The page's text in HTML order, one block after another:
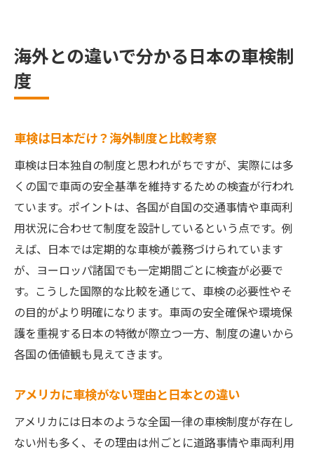
海外との違いで分かる日本の車検制
度
車検は日本だけ？海外制度と比較考察
車検は日本独自の制度と思われがちですが、実際には多
くの国で車両の安全基準を維持するための検査が行われ
ています。ポイントは、各国が自国の交通事情や車両利
用状況に合わせて制度を設計しているという点です。例
えば、日本では定期的な車検が義務づけられています
が、ヨーロッパ諸国でも一定期間ごとに検査が必要で
す。こうした国際的な比較を通じて、車検の必要性やそ
の目的がより明確になります。車両の安全確保や環境保
護を重視する日本の特徴が際立つ一方、制度の違いから
各国の価値観も見えてきます。
アメリカに車検がない理由と日本との違い
アメリカには日本のような全国一律の車検制度が存在し
ない州も多く、その理由は州ごとに道路事情や車両利用